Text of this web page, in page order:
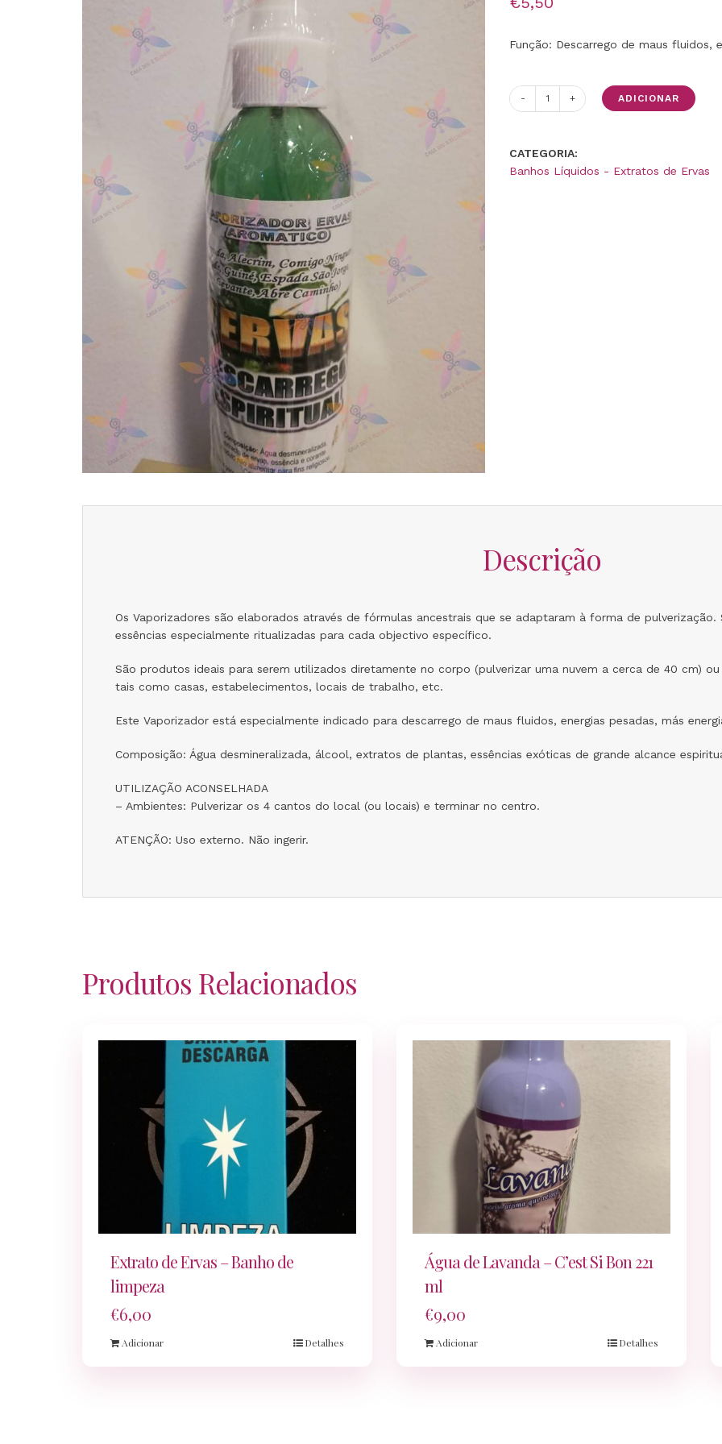
Função: Descarrego de maus fluidos,
Quantidade
-
Essência
ADICIONAR
CATEGORIA:
Banhos Líquidos - Extratos de Ervas
Descrição
Os Vaporizadores são elaborados através de fórmulas ancestrais que se adaptaram à forma de
essências especialmente ritualizadas para cada objectivo específico.
São produtos ideais para serem utilizados diretamente no corpo (pulverizar uma nuvem a cerca de 40 cm)
tais como casas, estabelecimentos, locais de trabalho, etc.
Este Vaporizador está especialmente indicado para descarrego de maus fluidos, energias pesadas, más
Composição: Água desmineralizada, álcool, extratos de plantas, essências exóticas de grande alcance
UTILIZAÇÃO ACONSELHADA
– Ambientes: Pulverizar os 4 cantos do local (ou locais) e terminar no centro.
ATENÇÃO: Uso externo. Não ingerir.
Produtos Relacionados
Extrato de Ervas – Banho de
limpeza
€6,00
Adicionar Detalhes
Água de Lavanda – C’est Si Bon 221
ml
€9,00
Adicionar Detalhes